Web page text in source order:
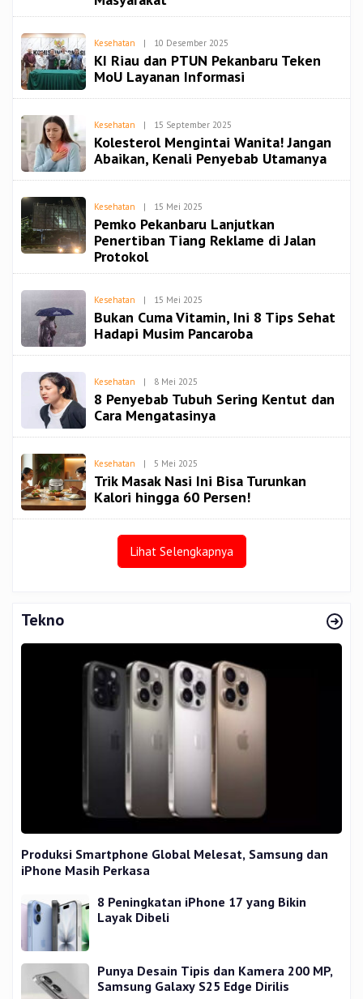
Kesehatan | 10 Desember 2025
Spiritbangsa
KI Riau dan PTUN Pekanbaru Teken
MoU Layanan Informasi
Kesehatan | 15 September 2025
Spiritbangsa
Kolesterol Mengintai Wanita! Jangan
Abaikan, Kenali Penyebab Utamanya
Kesehatan | 15 Mei 2025
Spiritbangsa
Pemko Pekanbaru Lanjutkan
Penertiban Tiang Reklame di Jalan
Protokol
Kesehatan | 15 Mei 2025
Spiritbangsa
Bukan Cuma Vitamin, Ini 8 Tips Sehat
Hadapi Musim Pancaroba
Kesehatan | 8 Mei 2025
Spiritbangsa
8 Penyebab Tubuh Sering Kentut dan
Cara Mengatasinya
Kesehatan | 5 Mei 2025
Spiritbangsa
Trik Masak Nasi Ini Bisa Turunkan
Kalori hingga 60 Persen!
Lihat Selengkapnya
Tekno
Produksi Smartphone Global Melesat, Samsung dan
iPhone Masih Perkasa
8 Peningkatan iPhone 17 yang Bikin
Layak Dibeli
Punya Desain Tipis dan Kamera 200 MP,
Samsung Galaxy S25 Edge Dirilis